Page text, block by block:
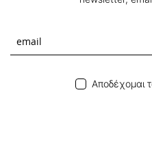
Αποδέχομαι